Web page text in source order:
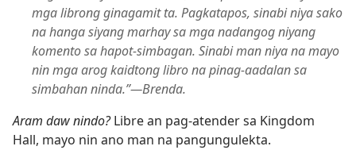
mga librong ginagamit ta. Pagkatapos, sinabi niya sako
na hanga siyang marhay sa mga nadangog niyang
komento sa hapot-simbagan. Sinabi man niya na mayo
nin mga arog kaidtong libro na pinag-aadalan sa
simbahan ninda.”—Brenda.
Aram daw nindo?Libre an pag-atender sa Kingdom
Hall, mayo nin ano man na pangungulekta.